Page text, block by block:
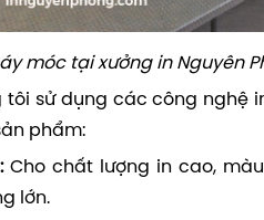
móc tại xưởng in Nguyên
tôi sử dụng các công nghệ
phẩm:
Cho chất lượng in cao,
lớn.